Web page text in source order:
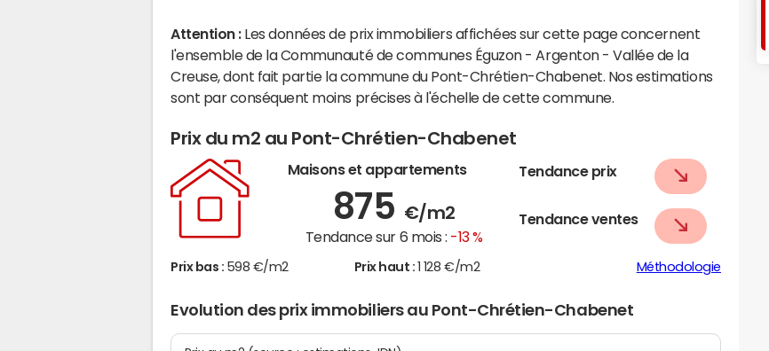
Attention : Les données de prix immobiliers affichées sur cette page concernent
l'ensemble de la Communauté de communes Éguzon - Argenton - Vallée de la
Creuse, dont fait partie la commune du Pont-Chrétien-Chabenet. Nos estimations
sont par conséquent moins précises à l'échelle de cette commune.
Prix du m2 au Pont-Chrétien-Chabenet
Maisons et appartements
875 €/m2
Tendance sur 6 mois : -13 %
Tendance prix
Tendance ventes
Prix bas : 598 €/m2 Prix haut : 1 128 €/m2 Méthodologie
Evolution des prix immobiliers au Pont-Chrétien-Chabenet